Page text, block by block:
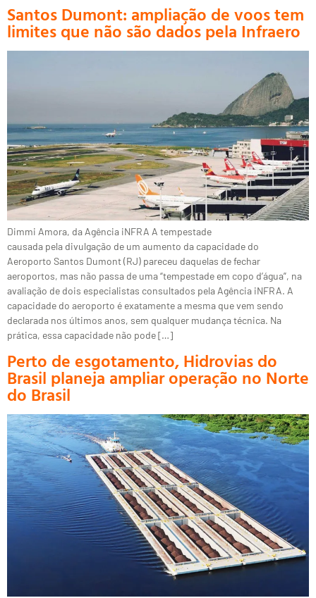
Santos Dumont: ampliação de voos tem
limites que não são dados pela Infraero
Dimmi Amora, da Agência iNFRA A tempestade
causada pela divulgação de um aumento da capacidade do
Aeroporto Santos Dumont (RJ) pareceu daquelas de fechar
aeroportos, mas não passa de uma “tempestade em copo d’água”, na
avaliação de dois especialistas consultados pela Agência iNFRA. A
capacidade do aeroporto é exatamente a mesma que vem sendo
declarada nos últimos anos, sem qualquer mudança técnica. Na
prática, essa capacidade não pode […]
Perto de esgotamento, Hidrovias do
Brasil planeja ampliar operação no Norte
do Brasil